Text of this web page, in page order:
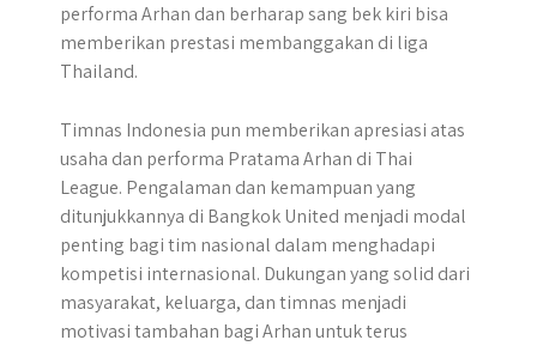
performa Arhan dan berharap sang bek kiri bisa
memberikan prestasi membanggakan di liga
Thailand.
Timnas Indonesia pun memberikan apresiasi atas
usaha dan performa Pratama Arhan di Thai
League. Pengalaman dan kemampuan yang
ditunjukkannya di Bangkok United menjadi modal
penting bagi tim nasional dalam menghadapi
kompetisi internasional. Dukungan yang solid dari
masyarakat, keluarga, dan timnas menjadi
motivasi tambahan bagi Arhan untuk terus